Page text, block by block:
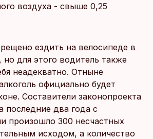
воздуха - свыше 0,25
ездить на велосипеде в
но для этого водитель также
неадекватно. Отныне
официально будет
Составители законопроекта
последние два года с
произошло 300 несчастных
исходом, а количество